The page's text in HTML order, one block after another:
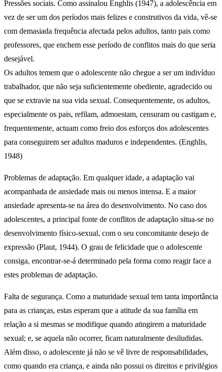
Pressões sociais. Como assinalou Enghlis (1947), a adolescência em
vez de ser um dos períodos mais felizes e construtivos da vida, vê-se
com demasiada frequência afectada pelos adultos, tanto pais como
professores, que enchem esse período de conflitos mais do que seria
desejável.
Os adultos temem que o adolescente não chegue a ser um indivíduo
trabalhador, que não seja suficientemente obediente, agradecido ou
que se extravie na sua vida sexual. Consequentemente, os adultos,
especialmente os pais, refilam, admoestam, censuram ou castigam e,
frequentemente, actuam como freio dos esforços dos adolescentes
para conseguirem ser adultos maduros e independentes. (Enghlis,
1948)
Problemas de adaptação. Em qualquer idade, a adaptação vai
acompanhada de ansiedade mais ou menos intensa. E a maior
ansiedade apresenta-se na área do desenvolvimento. No caso dos
adolescentes, a principal fonte de conflitos de adaptação situa-se no
desenvolvimento físico-sexual, com o seu concomitante desejo de
expressão (Plaut, 1944). O grau de felicidade que o adolescente
consiga, encontrar-se-á determinado pela forma como reagir face a
estes problemas de adaptação.
Falta de segurança. Como a maturidade sexual tem tanta importância
para as crianças, estas esperam que a atitude da sua família em
relação a si mesmas se modifique quando atingirem a maturidade
sexual; e, se aquela não ocorrer, ficam naturalmente desiludidas.
Além disso, o adolescente já não se vê livre de responsabilidades,
como quando era criança, e ainda não possui os direitos e privilégios